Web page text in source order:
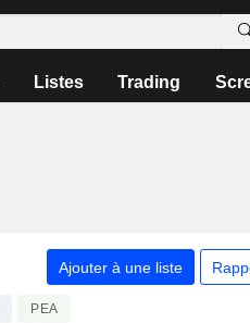
Listes Trading
Ajouter à une liste
PEA